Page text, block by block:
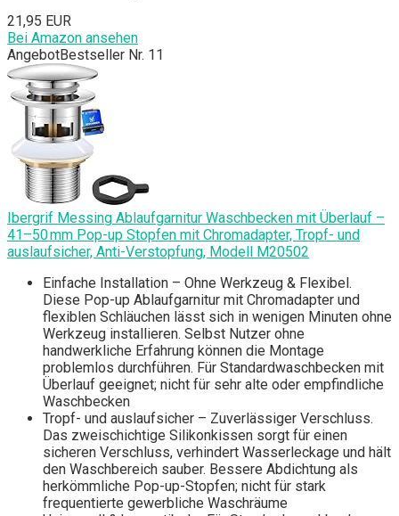
21,95 EUR
Bei Amazon ansehen
AngebotBestseller Nr. 11
Ibergrif Messing Ablaufgarnitur Waschbecken mit Überlauf –
41–50 mm Pop-up Stopfen mit Chromadapter, Tropf- und
auslaufsicher, Anti-Verstopfung, Modell M20502
Einfache Installation – Ohne Werkzeug & Flexibel.
Diese Pop-up Ablaufgarnitur mit Chromadapter und
flexiblen Schläuchen lässt sich in wenigen Minuten ohne
Werkzeug installieren. Selbst Nutzer ohne
handwerkliche Erfahrung können die Montage
problemlos durchführen. Für Standardwaschbecken mit
Überlauf geeignet; nicht für sehr alte oder empfindliche
Waschbecken
Tropf- und auslaufsicher – Zuverlässiger Verschluss.
Das zweischichtige Silikonkissen sorgt für einen
sicheren Verschluss, verhindert Wasserleckage und hält
den Waschbereich sauber. Bessere Abdichtung als
herkömmliche Pop-up-Stopfen; nicht für stark
frequentierte gewerbliche Waschräume